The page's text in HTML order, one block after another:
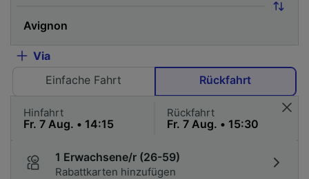
Via
Einfache Fahrt
Rückfahrt
Hinfahrt Rückfahrt
1 Erwachsene/r (26-59)
Rabattkarten hinzufügen